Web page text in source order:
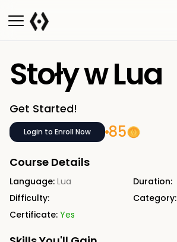
Stoły w Lua
Get Started!
Login to Enroll Now 85
Course Details
Language: Lua
Duration:
Difficulty:
Category:
Certificate: Yes